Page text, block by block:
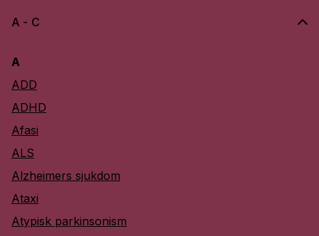
A - C
A
ADD
ADHD
Afasi
ALS
Alzheimers sjukdom
Ataxi
Atypisk parkinsonism